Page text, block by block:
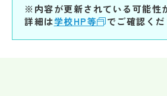
※内容が更新されている可能性
詳細は学校HP等 でご確認くだ